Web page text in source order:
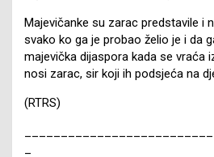
Majevičanke su zarac predstavile i
svako ko ga je probao želio je i da
majevička dijaspora kada se vraća
nosi zarac, sir koji ih podsjeća na
(RTRS)